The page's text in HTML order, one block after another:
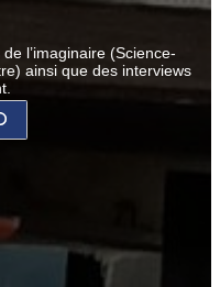
l’imaginaire (Science-
ainsi que des interviews